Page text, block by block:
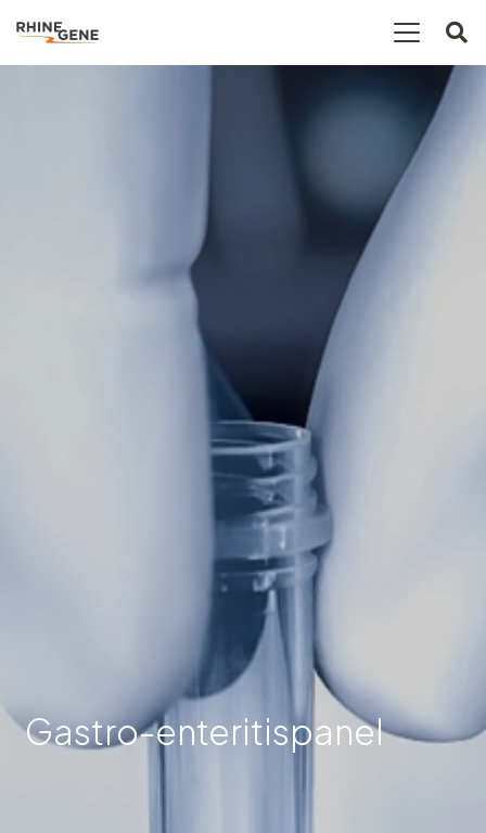
Gastro-enteritispanel